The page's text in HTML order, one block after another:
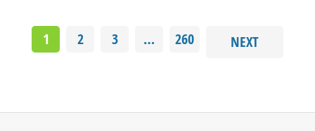
1 2 3 … 260 NEXT